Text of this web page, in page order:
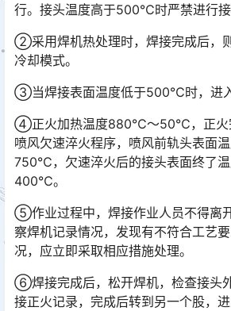
行。接头温度高于500℃时严禁进行接
②采用焊机热处理时，焊接完成后，
冷却模式。
③当焊接表面温度低于500℃时，进入
④正火加热温度880℃～50℃，正火
喷风欠速淬火程序，喷风前轨头表面
750℃，欠速淬火后的接头表面终了
400℃。
⑤作业过程中，焊接作业人员不得离
察焊机记录情况，发现有不符合工艺
况，应立即采取相应措施处理。
⑥焊接完成后，松开焊机，检查接头
接正火记录，完成后转到另一个股，